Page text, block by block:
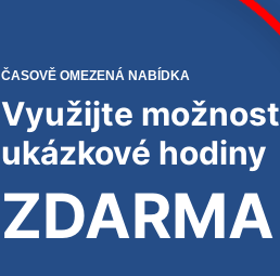
ČASOVĚ OMEZENÁ NABÍDKA
Využijte možnost
ukázkové hodiny
ZDARMA